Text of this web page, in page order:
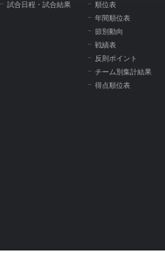
試合日程・試合結果
順位表
年間順位表
節別動向
戦績表
反則ポイント
チーム別集計結果
得点順位表